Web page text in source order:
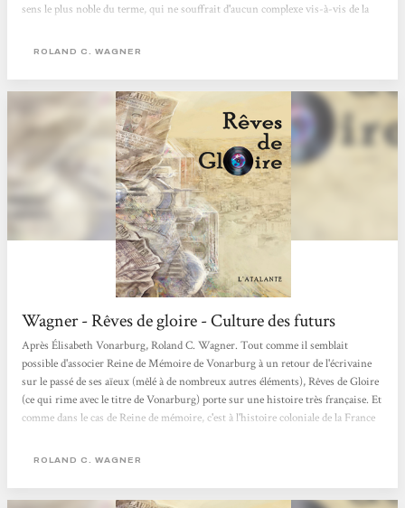
sens le plus noble du terme, qui ne souffrait d'aucun complexe vis-à-vis de la
(plus de cent nouvelles, une cinquantaine de romans et de traductions en
ROLAND C. WAGNER
Wagner - Rêves de gloire - Culture des futurs
Après Élisabeth Vonarburg, Roland C. Wagner. Tout comme il semblait
possible d'associer Reine de Mémoire de Vonarburg à un retour de l'écrivaine
sur le passé de ses aïeux (mêlé à de nombreux autres éléments), Rêves de Gloire
(ce qui rime avec le titre de Vonarburg) porte sur une histoire très française. Et
comme dans le cas de Reine de mémoire, c'est à l'histoire coloniale de la France
dans tous les sens du mot. Ni l'un ni l'autre ne prétendent réhabiliter l'empire
ROLAND C. WAGNER